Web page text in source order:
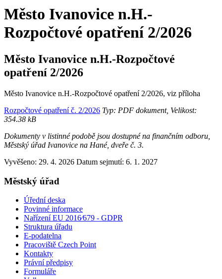
Město Ivanovice n.H.-
Rozpočtové opatření 2/2026
Město Ivanovice n.H.-Rozpočtové
opatření 2/2026
Město Ivanovice n.H.-Rozpočtové opatření 2/2026, viz příloha
Rozpočtové opatření č. 2/2026 Typ: PDF dokument, Velikost:
354.38 kB
Dokumenty v listinné podobě jsou dostupné na finančním odboru,
Městský úřad Ivanovice na Hané, dveře č. 3.
Vyvěšeno: 29. 4. 2026 Datum sejmutí: 6. 1. 2027
Městský úřad
Úřední deska
Povinné informace
Nařízení EU 2016⁄679 - GDPR
Struktura úřadu
E-podatelna
Pracoviště Czech Point
Kontakty
Právní předpisy
Formuláře